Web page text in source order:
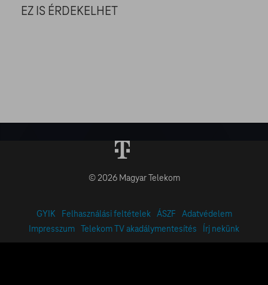
EZ IS ÉRDEKELHET
© 2026 Magyar Telekom
GYIK Felhasználási feltételek ÁSZF
Adatvédelem
Impresszum Telekom TV akadálymentesítés Írj nekünk